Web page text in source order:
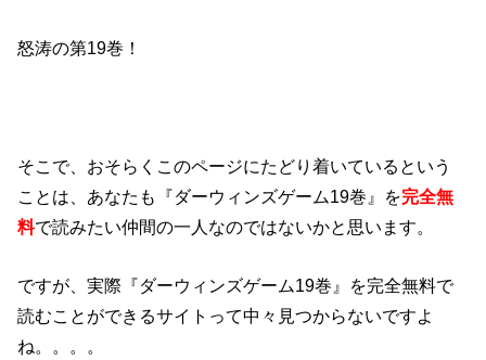
怒涛の第19巻！
そこで、おそらくこのページにたどり着いているという
ことは、あなたも『ダーウィンズゲーム19巻』を完全無
料で読みたい仲間の一人なのではないかと思います。
ですが、実際『ダーウィンズゲーム19巻』を完全無料で
読むことができるサイトって中々見つからないですよ
ね。。。。